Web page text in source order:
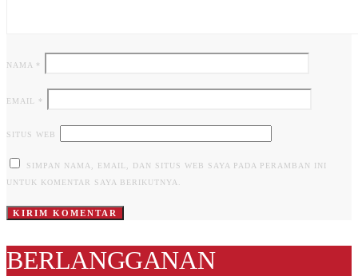
NAMA *
EMAIL *
SITUS WEB
SIMPAN NAMA, EMAIL, DAN SITUS WEB SAYA PADA PERAMBAN INI
UNTUK KOMENTAR SAYA BERIKUTNYA.
BERLANGGANAN